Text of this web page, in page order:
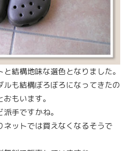
結構地味な選色となりました。
ルも結構ぼろぼろになってきたの
もいます。
手ですかね。
ネットでは買えなくなるそうで